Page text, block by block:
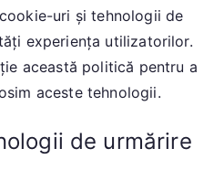
uri și tehnologii de
experiența utilizatorilor.
această politică pentru a
aceste tehnologii.
de urmărire